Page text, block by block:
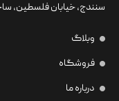
سنندج، خیابان فلسطین،‌
وبلاگ
فروشگاه
درباره ما